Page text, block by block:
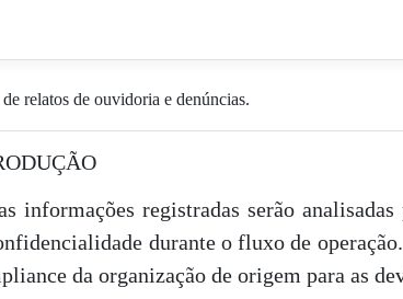
relatos de ouvidoria e denúncias.
informações registradas serão
durante o fluxo de
da organização de origem para as